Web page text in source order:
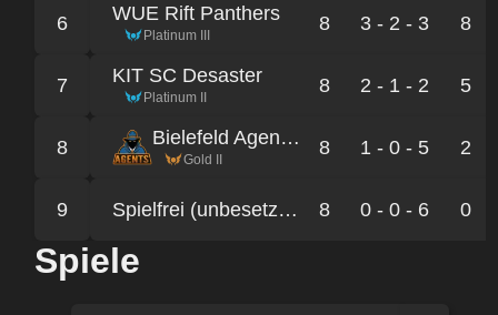
6 WUE Rift Panthers
Platinum III
8 3 - 2 - 3 8
7 KIT SC Desaster
Platinum II
8 2 - 1 - 2 5
8 Bielefeld Agents Molten Masters
Gold II
8 1 - 0 - 5 2
9 Spielfrei (unbesetzter Platz der Liga) 8 0 - 0 - 6 0
Spiele